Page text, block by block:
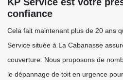
confiance
Cela fait maintenant plus de 20 ans
Service située à La Cabanasse
couverture. Nous proposons de
le dépannage de toit en urgence